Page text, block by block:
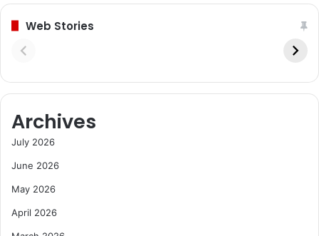
Web Stories
Archives
July 2026
June 2026
May 2026
April 2026